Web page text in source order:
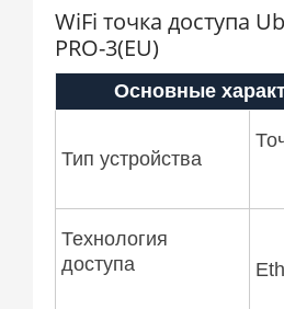
WiFi точка доступа
PRO-3(EU)
Основные
Тип устройства
Технология
доступа